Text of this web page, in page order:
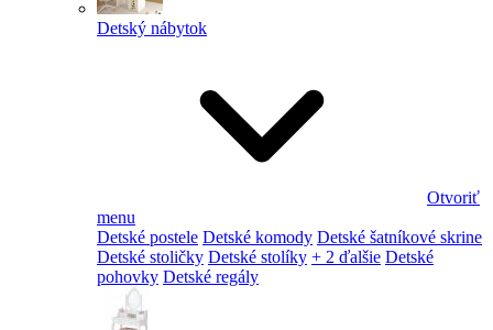
Detský nábytok
Otvoriť
menu
Detské postele Detské komody Detské šatníkové skrine
Detské stoličky Detské stolíky + 2 ďalšie Detské
pohovky Detské regály